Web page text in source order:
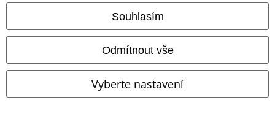
Souhlasím
Odmítnout vše
Vyberte nastavení